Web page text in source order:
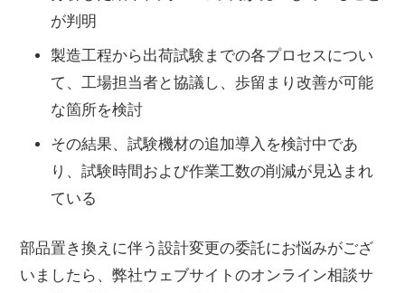
が判明
製造工程から出荷試験までの各プロセスについ
て、工場担当者と協議し、歩留まり改善が可能
な箇所を検討
その結果、試験機材の追加導入を検討中であ
り、試験時間および作業工数の削減が見込まれ
ている
部品置き換えに伴う設計変更の委託にお悩みがござ
いましたら、弊社ウェブサイトのオンライン相談サ